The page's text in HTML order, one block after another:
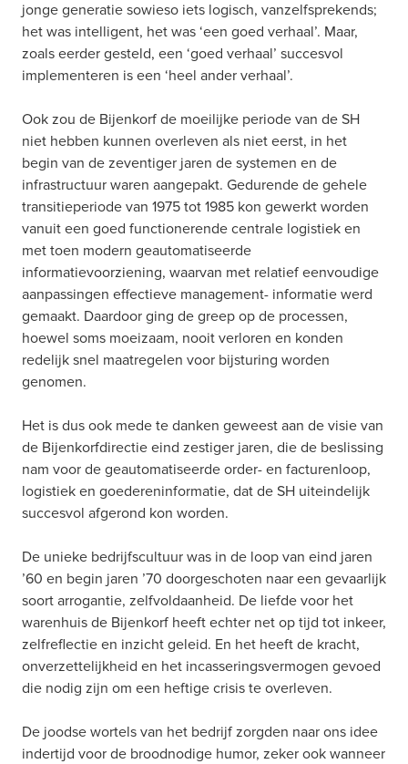
jonge generatie sowieso iets logisch, vanzelfsprekends;
het was intelligent, het was ‘een goed verhaal’. Maar,
zoals eerder gesteld, een ‘goed verhaal’ succesvol
implementeren is een ‘heel ander verhaal’.
Ook zou de Bijenkorf de moeilijke periode van de SH
niet hebben kunnen overleven als niet eerst, in het
begin van de zeventiger jaren de systemen en de
infrastructuur waren aangepakt. Gedurende de gehele
transitieperiode van 1975 tot 1985 kon gewerkt worden
vanuit een goed functionerende centrale logistiek en
met toen modern geautomatiseerde
informatievoorziening, waarvan met relatief eenvoudige
aanpassingen effectieve management- informatie werd
gemaakt. Daardoor ging de greep op de processen,
hoewel soms moeizaam, nooit verloren en konden
redelijk snel maatregelen voor bijsturing worden
genomen.
Het is dus ook mede te danken geweest aan de visie van
de Bijenkorfdirectie eind zestiger jaren, die de beslissing
nam voor de geautomatiseerde order- en facturenloop,
logistiek en goedereninformatie, dat de SH uiteindelijk
succesvol afgerond kon worden.
De unieke bedrijfscultuur was in de loop van eind jaren
’60 en begin jaren ’70 doorgeschoten naar een gevaarlijk
soort arrogantie, zelfvoldaanheid. De liefde voor het
warenhuis de Bijenkorf heeft echter net op tijd tot inkeer,
zelfreflectie en inzicht geleid. En het heeft de kracht,
onverzettelijkheid en het incasseringsvermogen gevoed
die nodig zijn om een heftige crisis te overleven.
De joodse wortels van het bedrijf zorgden naar ons idee
indertijd voor de broodnodige humor, zeker ook wanneer